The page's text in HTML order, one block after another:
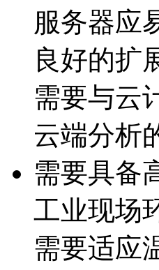
服务器应
良好的扩
需要与云
云端分析
需要具备
工业现场
需要适应温